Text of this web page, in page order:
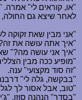
"או, קוראים לי"
לאחר שיצא גם החולה,
"אני מבין שאת זקוקה
"איך אתה עושה את
"איך אני עושה מה?"
"מופיע ככה מבין
"זה סוד מקצועי" ענה.
"בבקשה, גלה לי" דרבנה
"טוב, אבל אסור לך
"בסדר" הנהנה סוזן.